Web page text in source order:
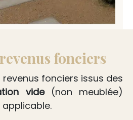
fonciers
fonciers issus des
vide(non meublée)